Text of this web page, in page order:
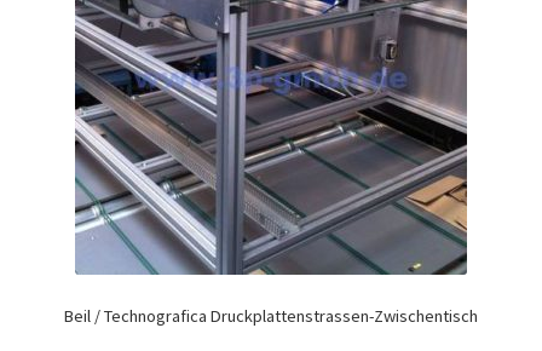
Beil / Technografica Druckplattenstrassen-Zwischentisch